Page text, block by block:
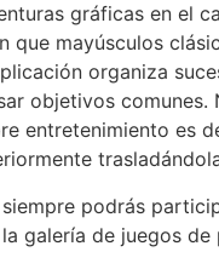
gráficas en el
mayúsculos
organiza
objetivos
entretenimiento es
podrás
galería de juegos